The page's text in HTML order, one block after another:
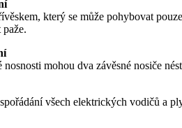
který se může pohybovat
mohou dva závěsné nosiče
všech elektrických vodičů a